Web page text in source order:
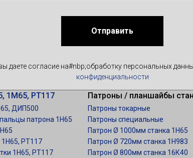
Отправить
даете согласие на#nbp;обработку персональных
конфиденциальности
1М65, РТ117
ДИП500
патрона 1Н65
РТ117
1Н65, РТ117
Патроны / планшайбы
Патроны токарные
Патроны специальные
Патрон Ø 1000мм станка 1Н65
Патрон Ø 720мм станка 1Н983
Патрон Ø 800мм станка 16К40